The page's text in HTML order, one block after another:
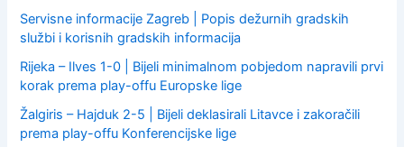
Servisne informacije Zagreb | Popis dežurnih gradskih
službi i korisnih gradskih informacija
Rijeka – Ilves 1-0 | Bijeli minimalnom pobjedom napravili prvi
korak prema play-offu Europske lige
Žalgiris – Hajduk 2-5 | Bijeli deklasirali Litavce i zakoračili
prema play-offu Konferencijske lige